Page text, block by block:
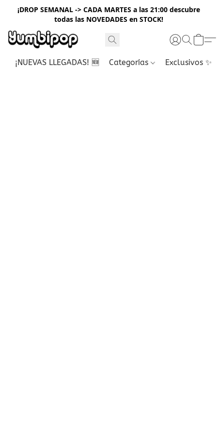
¡DROP SEMANAL -> CADA MARTES a las 21:00 descubre
todas las NOVEDADES en STOCK!
¡NUEVAS LLEGADAS! 🆕 Categorías Exclusivos ✨